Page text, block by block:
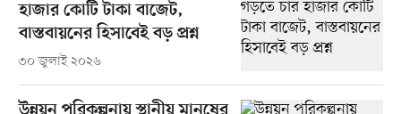
হাজার কোটি টাকা বাজেট,
বাস্তবায়নের হিসাবেই বড় প্রশ্ন
৩০ জুলাই ২০২৬